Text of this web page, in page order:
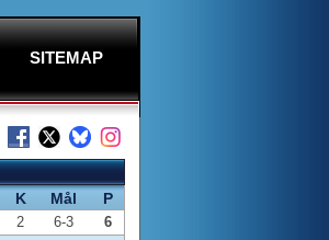
SITEMAP
K
Mål P
2 6-3
6